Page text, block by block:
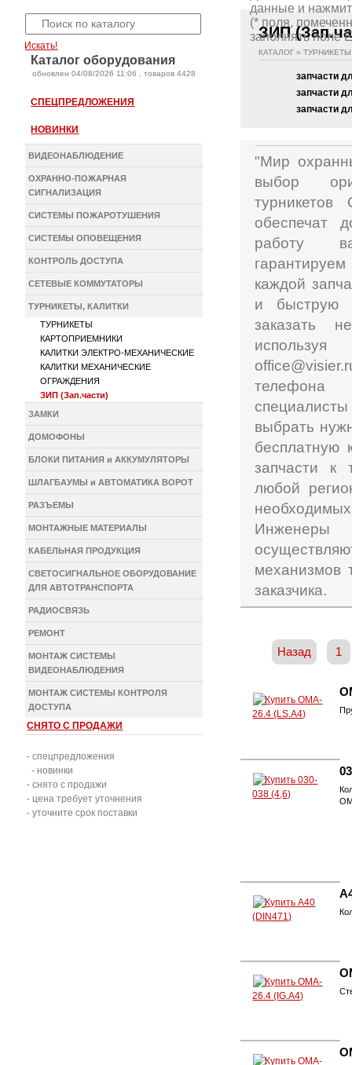
(* поля, помеченные
Искать!
Каталог оборудования
oбновлен 04/08/2026 11:06 , товаров 4428
СПЕЦПРЕДЛОЖЕНИЯ
НОВИНКИ
ВИДЕОНАБЛЮДЕНИЕ
ОХРАННО-ПОЖАРНАЯ
СИГНАЛИЗАЦИЯ
СИСТЕМЫ ПОЖАРОТУШЕНИЯ
СИСТЕМЫ ОПОВЕЩЕНИЯ
КОНТРОЛЬ ДОСТУПА
СЕТЕВЫЕ КОММУТАТОРЫ
ТУРНИКЕТЫ, КАЛИТКИ
ТУРНИКЕТЫ
КАРТОПРИЕМНИКИ
КАЛИТКИ ЭЛЕКТРО-МЕХАНИЧЕСКИЕ
КАЛИТКИ МЕХАНИЧЕСКИЕ
ОГРАЖДЕНИЯ
ЗИП (Зап.части)
ЗАМКИ
ДОМОФОНЫ
БЛОКИ ПИТАНИЯ и АККУМУЛЯТОРЫ
ШЛАГБАУМЫ и АВТОМАТИКА ВОРОТ
РАЗЪЕМЫ
МОНТАЖНЫЕ МАТЕРИАЛЫ
КАБЕЛЬНАЯ ПРОДУКЦИЯ
СВЕТОСИГНАЛЬНОЕ ОБОРУДОВАНИЕ
ДЛЯ АВТОТРАНСПОРТА
РАДИОСВЯЗЬ
РЕМОНТ
МОНТАЖ СИСТЕМЫ
ВИДЕОНАБЛЮДЕНИЯ
МОНТАЖ СИСТЕМЫ КОНТРОЛЯ
ДОСТУПА
СНЯТО С ПРОДАЖИ
- спецпредложения
- новинки
- снято с продажи
- цена требует уточнения
- уточните срок поставки
ЗИП
КАТАЛОГ »
запчасти
запчасти
запчасти
"Мир
выбор
обеспечат
работу
каждой
и быструю
заказать
специалисты
выбрать
бесплатную
запчасти к
любой
механизмов
заказчика.
Назад 1
данные и
(* поля,
заполнять поле